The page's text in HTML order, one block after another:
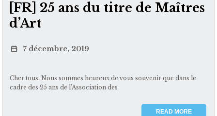
[FR] 25 ans du titre de Maîtres
d’Art
7 décembre, 2019
Cher tous, Nous sommes heureux de vous souvenir que dans le
cadre des 25 ans de l’Association des
READ MORE